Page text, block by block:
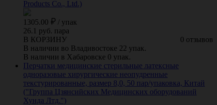
Products Co., Ltd.)
1305.00 / упак
26.1 руб. пара
0 отзывов
В КОРЗИНУ
В наличии во Владивостоке 22 упак.
В наличии в Хабаровске 0 упак.
Перчатки медицинские стерильные латексные
одноразовые хирургические неопудренные
текстурированные, размер 8,0, 50 пар/упаковка, Китай
("Группа Цзянсийских Медицинских оборудований
Хунда Лтд.")